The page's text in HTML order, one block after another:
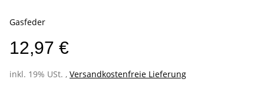
Gasfeder
12,97 €
inkl. 19% USt. , Versandkostenfreie Lieferung